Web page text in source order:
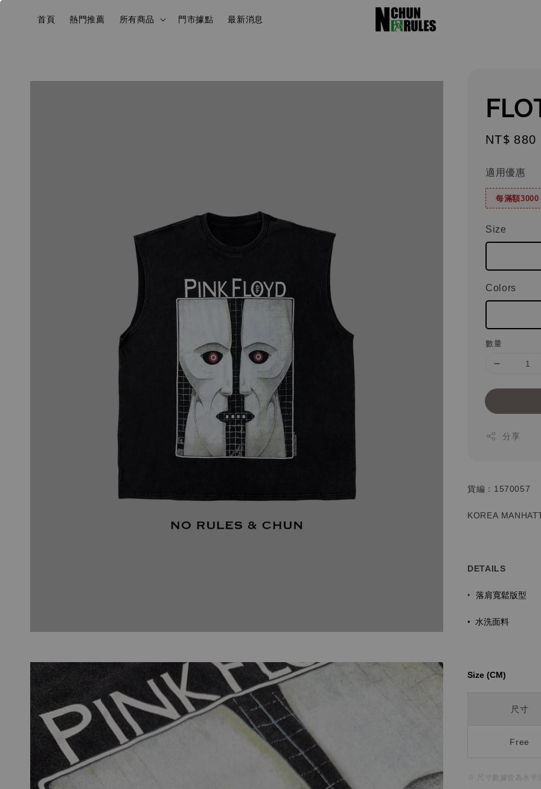
首頁 熱門推薦 所有商品 門市據點 最新消息
Regular
NT$ 880
適用優惠
每滿額
Size
Colors
數量
分享
貨編：1570057
KOREA
DETAILS
• 落肩寬鬆版型
•水洗面料
Size (CM)⁡⁡
尺寸
Free
※ 尺寸數據皆為水平